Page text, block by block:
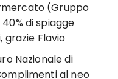
(Gruppo
di spiagge
grazie Flavio
Nazionale di
al neo